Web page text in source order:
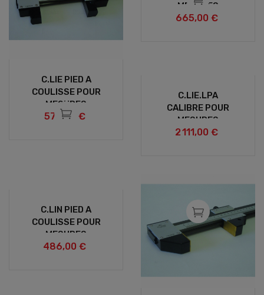
C.LIE PIED A
COULISSE POUR
MESURES
INT/EXT
573,00 €
MESURES
INT/EXT AVEC
665,00 €
C.LIE.LPA
CALIBRE POUR
MESURES
LINEAIRES
2 111,00 €
C.LIN PIED A
COULISSE POUR
MESURES
LINEAIRES
486,00 €